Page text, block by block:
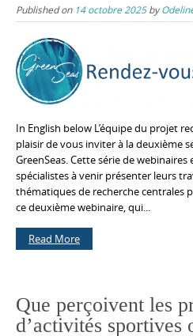
Published on 14 octobre 2025by
In English below L’équipe du projet
plaisir de vous inviter à la deuxième
GreenSeas. Cette série de webinaires
spécialistes à venir présenter leurs
thématiques de recherche centrales
ce deuxième webinaire, qui...
Read More
Que perçoivent les
d’activités sportives